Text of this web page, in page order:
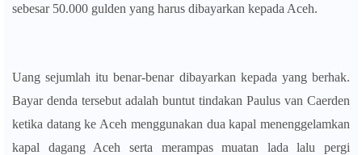
sebesar 50.000 gulden yang harus dibayarkan kepada Aceh.
Uang sejumlah itu benar-benar dibayarkan kepada yang berhak.
Bayar denda tersebut adalah buntut tindakan Paulus van Caerden
ketika datang ke Aceh menggunakan dua kapal menenggelamkan
kapal dagang Aceh serta merampas muatan lada lalu pergi